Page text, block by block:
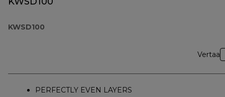
KWSD100
Vertaa
PERFECTLY EVEN LAYERS